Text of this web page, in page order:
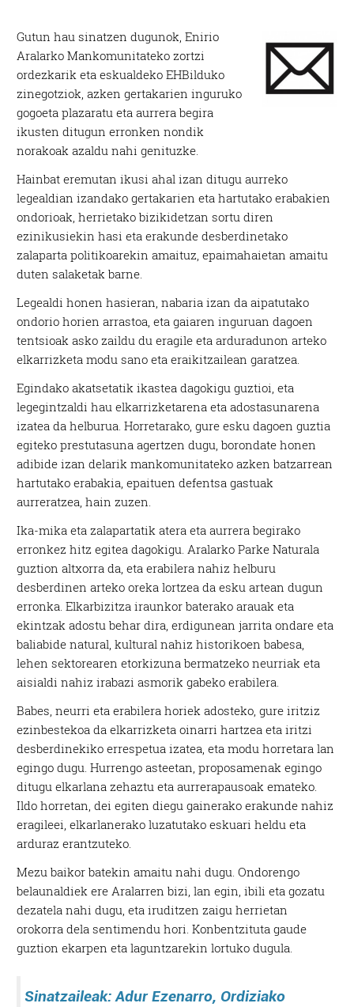
Gutun hau sinatzen dugunok, Enirio
Aralarko Mankomunitateko zortzi
ordezkarik eta eskualdeko EHBilduko
zinegotziok, azken gertakarien inguruko
gogoeta plazaratu eta aurrera begira
ikusten ditugun erronken nondik
norakoak azaldu nahi genituzke.
Hainbat eremutan ikusi ahal izan ditugu aurreko
legealdian izandako gertakarien eta hartutako erabakien
ondorioak, herrietako bizikidetzan sortu diren
ezinikusiekin hasi eta erakunde desberdinetako
zalaparta politikoarekin amaituz, epaimahaietan amaitu
duten salaketak barne.
Legealdi honen hasieran, nabaria izan da aipatutako
ondorio horien arrastoa, eta gaiaren inguruan dagoen
tentsioak asko zaildu du eragile eta arduradunon arteko
elkarrizketa modu sano eta eraikitzailean garatzea.
Egindako akatsetatik ikastea dagokigu guztioi, eta
legegintzaldi hau elkarrizketarena eta adostasunarena
izatea da helburua. Horretarako, gure esku dagoen guztia
egiteko prestutasuna agertzen dugu, borondate honen
adibide izan delarik mankomunitateko azken batzarrean
hartutako erabakia, epaituen defentsa gastuak
aurreratzea, hain zuzen.
Ika-mika eta zalapartatik atera eta aurrera begirako
erronkez hitz egitea dagokigu. Aralarko Parke Naturala
guztion altxorra da, eta erabilera nahiz helburu
desberdinen arteko oreka lortzea da esku artean dugun
erronka. Elkarbizitza iraunkor baterako arauak eta
ekintzak adostu behar dira, erdigunean jarrita ondare eta
baliabide natural, kultural nahiz historikoen babesa,
lehen sektorearen etorkizuna bermatzeko neurriak eta
aisialdi nahiz irabazi asmorik gabeko erabilera.
Babes, neurri eta erabilera horiek adosteko, gure iritziz
ezinbestekoa da elkarrizketa oinarri hartzea eta iritzi
desberdinekiko errespetua izatea, eta modu horretara lan
egingo dugu. Hurrengo asteetan, proposamenak egingo
ditugu elkarlana zehaztu eta aurrerapausoak emateko.
Ildo horretan, dei egiten diegu gainerako erakunde nahiz
eragileei, elkarlanerako luzatutako eskuari heldu eta
arduraz erantzuteko.
Mezu baikor batekin amaitu nahi dugu. Ondorengo
belaunaldiek ere Aralarren bizi, lan egin, ibili eta gozatu
dezatela nahi dugu, eta iruditzen zaigu herrietan
orokorra dela sentimendu hori. Konbentzituta gaude
guztion ekarpen eta laguntzarekin lortuko dugula.
Sinatzaileak: Adur Ezenarro, Ordiziako